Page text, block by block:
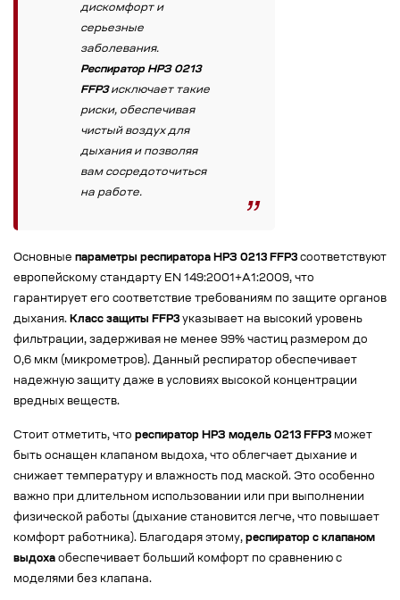
дискомфорт и
серьезные
заболевания.
Респиратор НРЗ 0213
FFP3исключает такие
риски, обеспечивая
чистый воздух для
дыхания и позволяя
вам сосредоточиться
на работе.
Основные параметры респиратора НРЗ 0213 FFP3 соответствуют
европейскому стандарту EN 149:2001+A1:2009, что
гарантирует его соответствие требованиям по защите органов
дыхания. Класс защиты FFP3 указывает на высокий уровень
фильтрации, задерживая не менее 99% частиц размером до
0,6 мкм (микрометров). Данный респиратор обеспечивает
надежную защиту даже в условиях высокой концентрации
вредных веществ.
Стоит отметить, что респиратор НРЗ модель 0213 FFP3 может
быть оснащен клапаном выдоха, что облегчает дыхание и
снижает температуру и влажность под маской. Это особенно
важно при длительном использовании или при выполнении
физической работы (дыхание становится легче, что повышает
комфорт работника). Благодаря этому, респиратор с клапаном
выдоха обеспечивает больший комфорт по сравнению с
моделями без клапана.